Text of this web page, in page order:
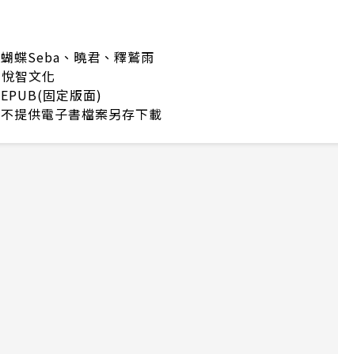
蝴蝶Seba、曉君、釋鷲雨
悅智文化
EPUB(固定版面)
不提供電子書檔案另存下載